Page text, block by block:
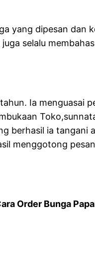
yang dipesan dan
selalu
Ia menguasai
berhasil ia tangani
menggotong
Order Bunga